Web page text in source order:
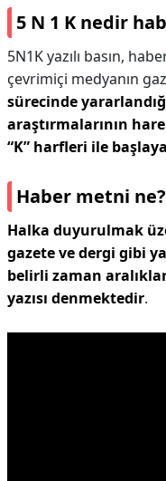
5 N 1 K nedir
5N1K yazılı basın,
çevrimiçi medyanın
sürecinde
araştırmalarının
“K” harfleri ile
Haber metni ne?
Halka duyurulmak
gazete ve dergi gibi
belirli zaman
yazısı denmektedir.